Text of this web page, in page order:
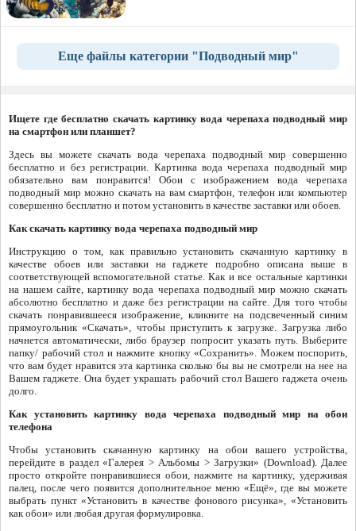
Еще файлы категории "Подводный мир"
Ищете где бесплатно скачать картинку вода черепаха подводный мир
на смартфон или планшет?
Здесь вы можете скачать вода черепаха подводный мир совершенно
бесплатно и без регистрации. Картинка вода черепаха подводный мир
обязательно вам понравится! Обои с изображением вода черепаха
подводный мир можно скачать на вам смартфон, телефон или компьютер
совершенно бесплатно и потом установить в качестве заставки или обоев.
Как скачать картинку вода черепаха подводный мир
Инструкцию о том, как правильно установить скачанную картинку в
качестве обоев или заставки на гаджете подробно описана выше в
соответствующей вспомогательной статье. Как и все остальные картинки
на нашем сайте, картинку вода черепаха подводный мир можно скачать
абсолютно бесплатно и даже без регистрации на сайте. Для того чтобы
скачать понравившееся изображение, кликните на подсвеченный синим
прямоугольник «Скачать», чтобы приступить к загрузке. Загрузка либо
начнется автоматически, либо браузер попросит указать путь. Выберите
папку/ рабочий стол и нажмите кнопку «Сохранить». Можем поспорить,
что вам будет нравится эта картинка сколько бы вы не смотрели на нее на
Вашем гаджете. Она будет украшать рабочий стол Вашего гаджета очень
долго.
Как установить картинку вода черепаха подводный мир на обои
телефона
Чтобы установить скачанную картинку на обои вашего устройства,
перейдите в раздел «Галерея > Альбомы > Загрузки» (Download). Далее
просто откройте понравившиеся обои, нажмите на картинку, удерживая
палец, после чего появится дополнительное меню «Ещё», где вы можете
выбрать пункт «Установить в качестве фонового рисунка», «Установить
как обои» или любая другая формулировка.